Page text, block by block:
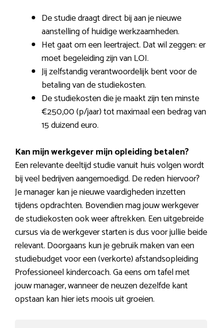
De studie draagt direct bij aan je nieuwe
aanstelling of huidige werkzaamheden.
Het gaat om een leertraject. Dat wil zeggen: er
moet begeleiding zijn van LOI.
Jij zelfstandig verantwoordelijk bent voor de
betaling van de studiekosten.
De studiekosten die je maakt zijn ten minste
€250,00 (p/jaar) tot maximaal een bedrag van
15 duizend euro.
Kan mijn werkgever mijn opleiding betalen?
Een relevante deeltijd studie vanuit huis volgen wordt
bij veel bedrijven aangemoedigd. De reden hiervoor?
Je manager kan je nieuwe vaardigheden inzetten
tijdens opdrachten. Bovendien mag jouw werkgever
de studiekosten ook weer aftrekken. Een uitgebreide
cursus via de werkgever starten is dus voor jullie beide
relevant. Doorgaans kun je gebruik maken van een
studiebudget voor een (verkorte) afstandsopleiding
Professioneel kindercoach. Ga eens om tafel met
jouw manager, wanneer de neuzen dezelfde kant
opstaan kan hier iets moois uit groeien.